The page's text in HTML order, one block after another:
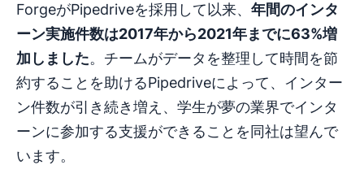
ForgeがPipedriveを採用して以来、 年間のインタ
ーン実施件数は2017年から2021年までに63%増
加しました。チームがデータを整理して時間を節
約することを助けるPipedriveによって、インター
ン件数が引き続き増え、学生が夢の業界でインタ
ーンに参加する支援ができることを同社は望んで
います。